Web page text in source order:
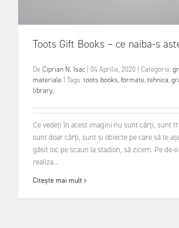
Toots Gift Books – ce naiba-s
De Ciprian N. Isac 04 Aprilie, 2020 Categorie:
materiale
Tags:toots books,formate,tehnica,
library,
Ce vedeți în acest imagini nu sunt cărți, sunt
sunt doar cărți, sunt și obiecte pe care să te
găsit loc pe scaun la stadion, să zicem. Pe de-
realiza...
Citește mai mult